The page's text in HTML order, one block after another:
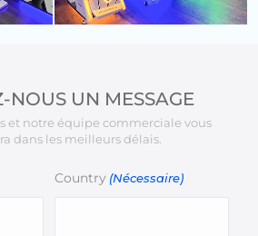
NOUS UN MESSAGE
et notre équipe commerciale vous
dans les meilleurs délais.
Country (Nécessaire)